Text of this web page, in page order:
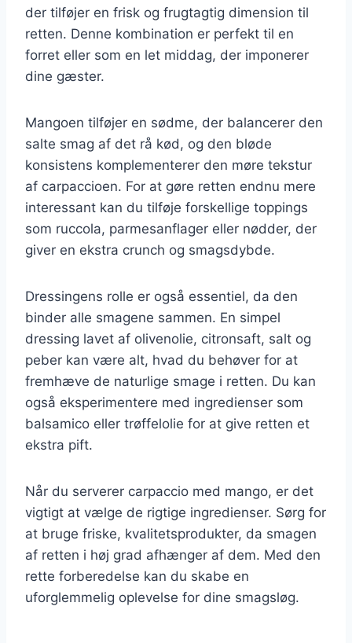
der tilføjer en frisk og frugtagtig dimension til
retten. Denne kombination er perfekt til en
forret eller som en let middag, der imponerer
dine gæster.
Mangoen tilføjer en sødme, der balancerer den
salte smag af det rå kød, og den bløde
konsistens komplementerer den møre tekstur
af carpaccioen. For at gøre retten endnu mere
interessant kan du tilføje forskellige toppings
som ruccola, parmesanflager eller nødder, der
giver en ekstra crunch og smagsdybde.
Dressingens rolle er også essentiel, da den
binder alle smagene sammen. En simpel
dressing lavet af olivenolie, citronsaft, salt og
peber kan være alt, hvad du behøver for at
fremhæve de naturlige smage i retten. Du kan
også eksperimentere med ingredienser som
balsamico eller trøffelolie for at give retten et
ekstra pift.
Når du serverer carpaccio med mango, er det
vigtigt at vælge de rigtige ingredienser. Sørg for
at bruge friske, kvalitetsprodukter, da smagen
af retten i høj grad afhænger af dem. Med den
rette forberedelse kan du skabe en
uforglemmelig oplevelse for dine smagsløg.